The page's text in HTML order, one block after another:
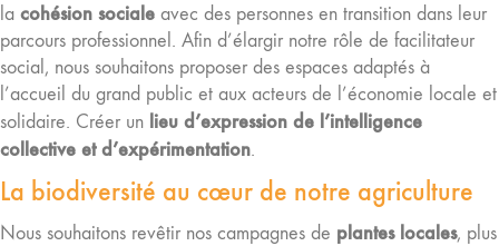
la cohésion sociale avec des personnes en transition dans leur
parcours professionnel. Afin d’élargir notre rôle de facilitateur
social, nous souhaitons proposer des espaces adaptés à
l’accueil du grand public et aux acteurs de l’économie locale et
solidaire. Créer un lieu d’expression de l’intelligence
collective et d’expérimentation.
La biodiversité au cœur de notre agriculture
Nous souhaitons revêtir nos campagnes de plantes locales, plus